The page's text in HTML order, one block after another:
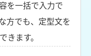
を一括で入力で
方でも、定型文を
きます。